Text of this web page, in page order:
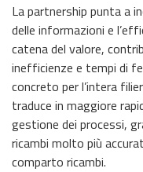
La partnership punta a
delle informazioni e
catena del valore,
inefficienze e tempi di
concreto per l’intera
traduce in maggiore
gestione dei processi,
ricambi molto più
comparto ricambi.